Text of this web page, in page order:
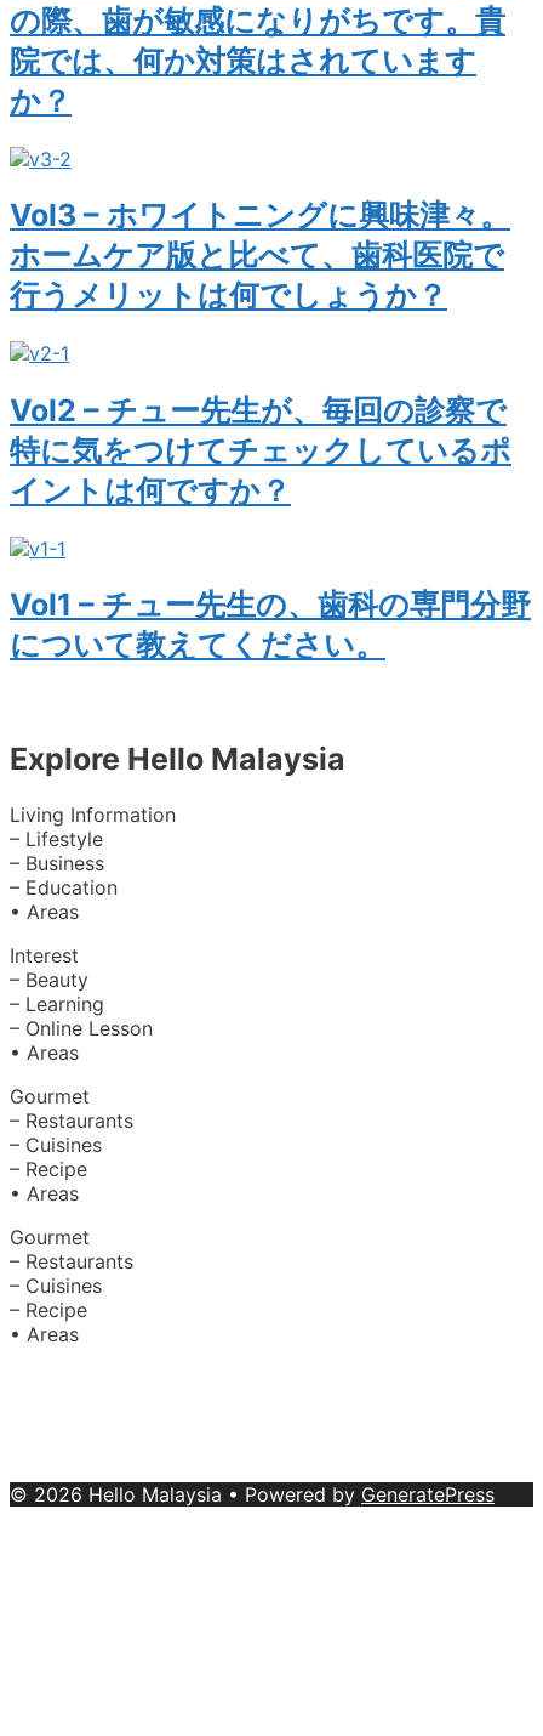
の際、歯が敏感になりがちです。貴
院では、何か対策はされています
か？
Vol3 – ホワイトニングに興味津々。
ホームケア版と比べて、歯科医院で
行うメリットは何でしょうか？
Vol2 – チュー先生が、毎回の診察で
特に気をつけてチェックしているポ
イントは何ですか？
Vol1 – チュー先生の、歯科の専門分野
について教えてください。
Explore Hello Malaysia
Living Information
– Lifestyle
– Business
– Education
• Areas
Interest
– Beauty
– Learning
– Online Lesson
• Areas
Gourmet
– Restaurants
– Cuisines
– Recipe
• Areas
Gourmet
– Restaurants
– Cuisines
– Recipe
• Areas
© 2026 Hello Malaysia • Powered by GeneratePress